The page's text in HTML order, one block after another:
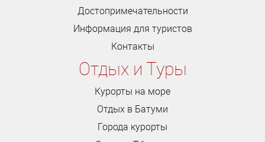
Достопримечательности
Информация для туристов
Контакты
Отдых и Туры
Курорты на море
Отдых в Батуми
Города курорты